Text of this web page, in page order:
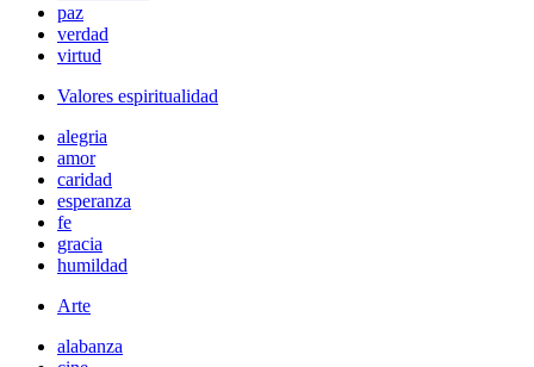
paz
verdad
virtud
Valores espiritualidad
alegria
amor
caridad
esperanza
fe
gracia
humildad
Arte
alabanza